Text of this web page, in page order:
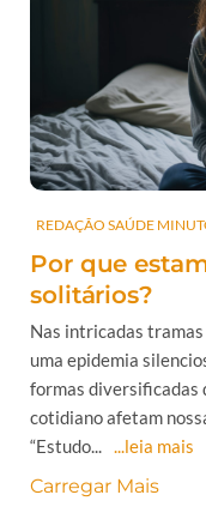
REDAÇÃO SAÚDE
Por que
solitários?
Nas intricadas
uma epidemia
formas diversificadas
cotidiano afetam
“Estudo... ...leia mais
Carregar Mais